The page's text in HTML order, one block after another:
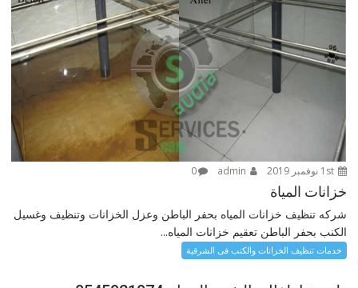
1st نوفمبر 2019 0
خزانات المياة
شركه تنظيف خزانات المياه بحفر الباطن وعزل الخزانات وتنظيف وغسيل
الكنب بحفر الباطن تعقيم خزانات المياه...
خدمات تنظيف الخزانات والكنب فى الشرقية